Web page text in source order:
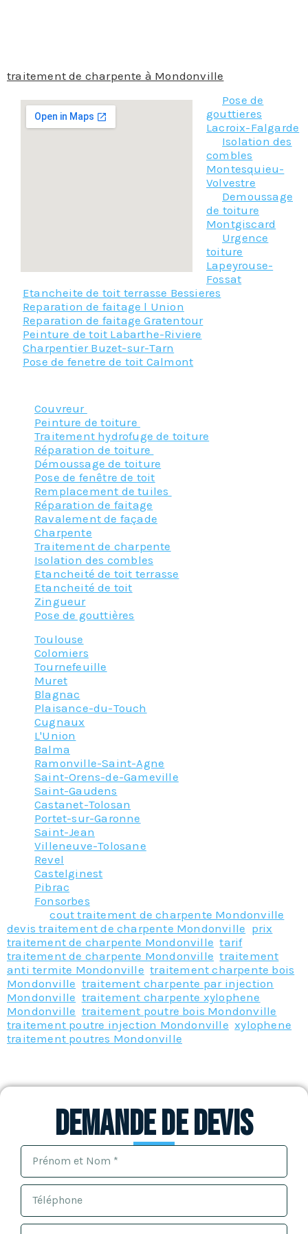
traitement de charpente à Mondonville
Pose de
gouttieres
Lacroix-Falgarde
Isolation des
combles
Montesquieu-
Volvestre
Demoussage
de toiture
Montgiscard
Urgence
toiture
Lapeyrouse-
Fossat
Etancheite de toit terrasse Bessieres
Reparation de faitage l Union
Reparation de faitage Gratentour
Peinture de toit Labarthe-Riviere
Charpentier Buzet-sur-Tarn
Pose de fenetre de toit Calmont
Couvreur
Peinture de toiture
Traitement hydrofuge de toiture
Réparation de toiture
Démoussage de toiture
Pose de fenêtre de toit
Remplacement de tuiles
Réparation de faitage
Ravalement de façade
Charpente
Traitement de charpente
Isolation des combles
Etancheité de toit terrasse
Etancheité de toit
Zingueur
Pose de gouttières
Toulouse
Colomiers
Tournefeuille
Muret
Blagnac
Plaisance-du-Touch
Cugnaux
L'Union
Balma
Ramonville-Saint-Agne
Saint-Orens-de-Gameville
Saint-Gaudens
Castanet-Tolosan
Portet-sur-Garonne
Saint-Jean
Villeneuve-Tolosane
Revel
Castelginest
Pibrac
Fonsorbes
Taggedcout traitement de charpente Mondonville
devis traitement de charpente Mondonville prix
traitement de charpente Mondonville ,tarif
traitement de charpente Mondonville ,traitement
anti termite Mondonville ,traitement charpente bois
Mondonville traitement charpente par injection
Mondonville traitement charpente xylophene
Mondonville traitement poutre bois Mondonville
traitement poutre injection Mondonville ,xylophene
traitement poutres Mondonville
Demande de devis